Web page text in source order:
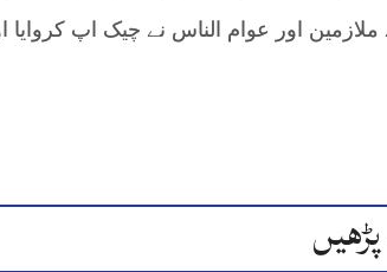
اور عوام الناس نے چیک اپ کروایا